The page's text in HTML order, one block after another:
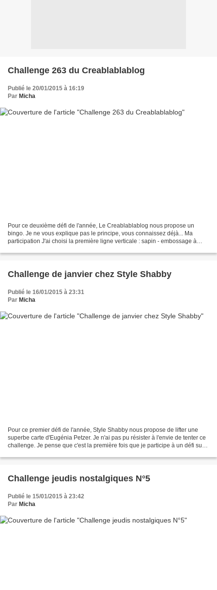
Challenge 263 du Creablablablog
Publié le 20/01/2015 à 16:19
Par Micha
Pour ce deuxième défi de l'année, Le Creablablablog nous propose un
bingo. Je ne vous explique pas le principe, vous connaissez déjà... Ma
participation J'ai choisi la première ligne verticale : sapin - embossage à
Challenge de janvier chez Style Shabby
Publié le 16/01/2015 à 23:31
Par Micha
Pour ce premier défi de l'année, Style Shabby nous propose de lifter une
superbe carte d'Eugénia Petzer. Je n'ai pas pu résister à l'envie de tenter ce
challenge. Je pense que c'est la première fois que je participe à un défi sur
Challenge jeudis nostalgiques N°5
Publié le 15/01/2015 à 23:42
Par Micha